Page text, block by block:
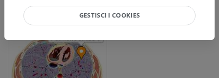
GESTISCI I COOKIES